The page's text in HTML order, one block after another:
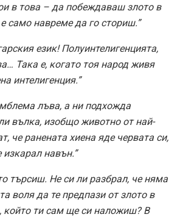
в това – да побеждаваш злото в
само навреме да го сториш.”
език! Полуинтелигенцията,
Така е, когато тоя народ живя
интелигенция.”
лъва, а ни подхожда
вълка, изобщо животно от най-
че ранената хиена яде червата си,
навън.”
търсиш. Не си ли разбрал, че няма
воля да те предпази от злото в
който ти сам ще си наложиш? В